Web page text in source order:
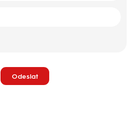
Odeslat